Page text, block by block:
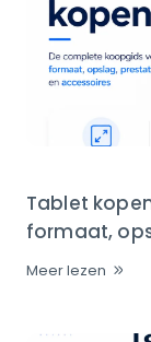
Tablet
formaat,
Meer lezen